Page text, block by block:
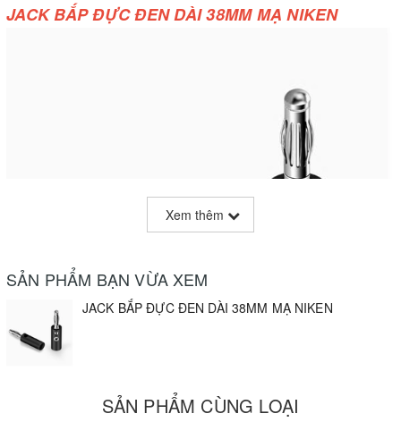
JACK BẮP ĐỰC ĐEN DÀI 38MM MẠ NIKEN
Xem thêm
SẢN PHẨM BẠN VỪA XEM
JACK BẮP ĐỰC ĐEN DÀI 38MM MẠ NIKEN
SẢN PHẨM CÙNG LOẠI